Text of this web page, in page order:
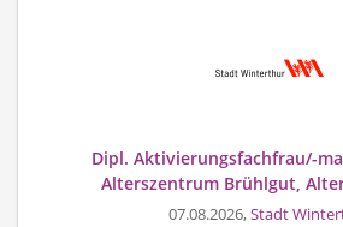
Dipl. Aktivierungsfachfrau/-
Alterszentrum Brühlgut,
07.08.2026,Stadt